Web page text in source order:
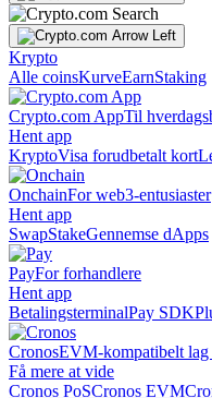
Krypto
Alle coinsKurveEarnStaking
Crypto.com AppTil
Hent app
KryptoVisa forudbetalt kort
OnchainFor web3-entusiaster
Hent app
SwapStakeGennemse dApps
PayFor forhandlere
Hent app
BetalingsterminalPay SDK
CronosEVM-kompatibelt lag
Få mere at vide
Cronos PoSCronos EVM